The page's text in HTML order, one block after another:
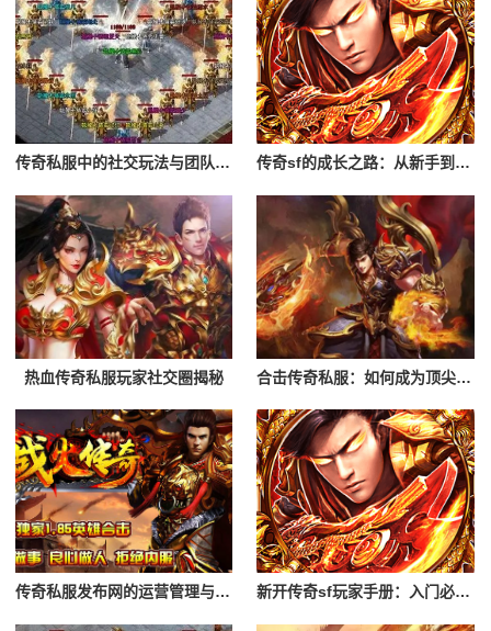
传奇私服中的社交玩法与团队合作 传奇sf的成长之路：从新手到高手
热血传奇私服玩家社交圈揭秘 合击传奇私服：如何成为顶尖玩家
传奇私服发布网的运营管理与创新 新开传奇sf玩家手册：入门必读攻略